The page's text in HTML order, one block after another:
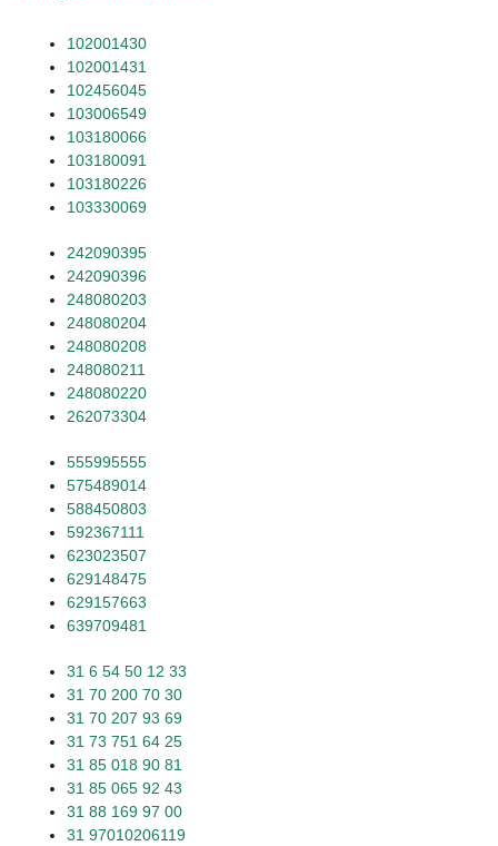
102001430
102001431
102456045
103006549
103180066
103180091
103180226
103330069
242090395
242090396
248080203
248080204
248080208
248080211
248080220
262073304
555995555
575489014
588450803
592367111
623023507
629148475
629157663
639709481
31 6 54 50 12 33
31 70 200 70 30
31 70 207 93 69
31 73 751 64 25
31 85 018 90 81
31 85 065 92 43
31 88 169 97 00
31 97010206119